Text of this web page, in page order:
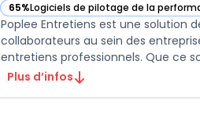
65%Logiciels de pilotage de la
— voir Poplee Entretiens dans cette
Poplee Entretiens est une solution
collaborateurs au sein des
entretiens professionnels. Que ce
Plus d’infos